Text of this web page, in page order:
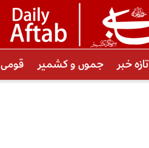
تازہ خبر جموں و کشمیر قومی